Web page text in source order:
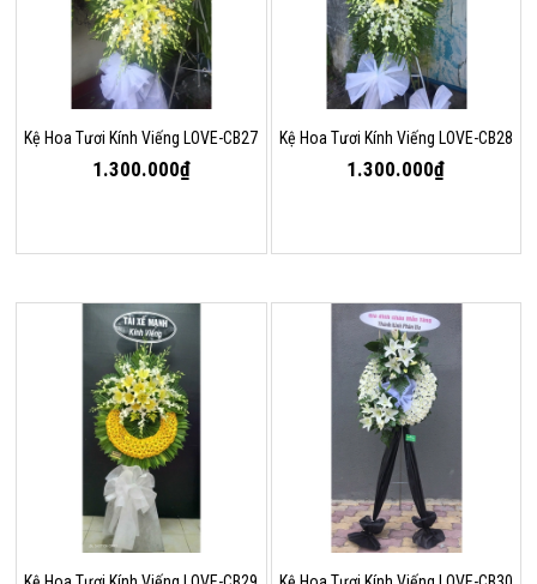
Kệ Hoa Tươi Kính Viếng LOVE-CB27
1.300.000₫
Kệ Hoa Tươi Kính Viếng LOVE-CB28
1.300.000₫